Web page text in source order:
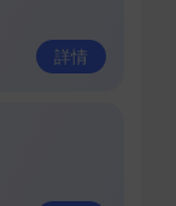
詳情